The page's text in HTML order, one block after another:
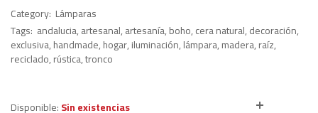
era:
€70.00.
es:
€48.00.
Category: Lámparas
Tags: andalucia,artesanal,artesanía,boho,cera natural,decoración,
exclusiva,handmade,hogar,iluminación,lámpara,madera,raíz,
reciclado,rústica,tronco
Disponible:Sin existencias